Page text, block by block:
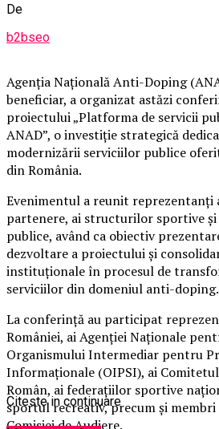
De
b2bseo
Agenția Națională Anti-Doping
beneficiar, a organizat astăzi
proiectului „Platforma de servicii
ANAD”, o investiție strategică
modernizării serviciilor publice
din România.
Evenimentul a reunit
partenere, ai structurilor sportive
publice, având ca obiectiv
dezvoltare a proiectului și
instituționale în procesul de
serviciilor din domeniul anti-doping.
La conferință au participat
României, ai Agenției Naționale
Organismului Intermediar pentru
Informaționale (OIPSI), ai
Român, ai federațiilor sportive
sportul recreativ, precum și membri
Comisiei de Audiere.
Citeste in continuare